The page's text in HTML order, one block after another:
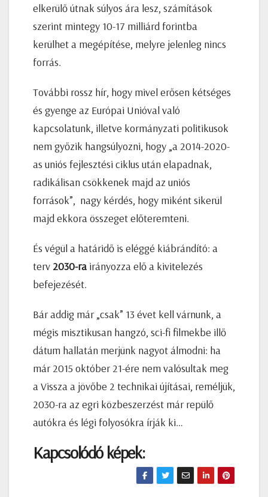
elkerülő útnak súlyos ára lesz, számítások
szerint mintegy 10-17 milliárd forintba
kerülhet a megépítése, melyre jelenleg nincs
forrás.
További rossz hír, hogy mivel erősen kétséges
és gyenge az Európai Unióval való
kapcsolatunk, illetve kormányzati politikusok
nem győzik hangsúlyozni, hogy „a 2014-2020-
as uniós fejlesztési ciklus után elapadnak,
radikálisan csökkenek majd az uniós
források”, nagy kérdés, hogy miként sikerül
majd ekkora összeget előteremteni.
És végül a határidő is eléggé kiábrándító: a
terv 2030-ra irányozza elő a kivitelezés
befejezését.
Bár addig már „csak” 13 évet kell várnunk, a
mégis misztikusan hangzó, sci-fi filmekbe illő
dátum hallatán merjünk nagyot álmodni: ha
már 2015 október 21-ére nem valósultak meg
a Vissza a jövőbe 2 technikai újításai, reméljük,
2030-ra az egri közbeszerzést már repülő
autókra és légi folyosókra írják ki…
Kapcsolódó képek: